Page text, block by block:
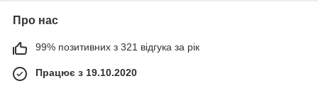
Про нас
99% позитивних з 321 відгука за рік
Працює з 19.10.2020